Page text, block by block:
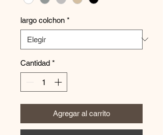
largo colchon *
Cantidad *
Agregar al carrito